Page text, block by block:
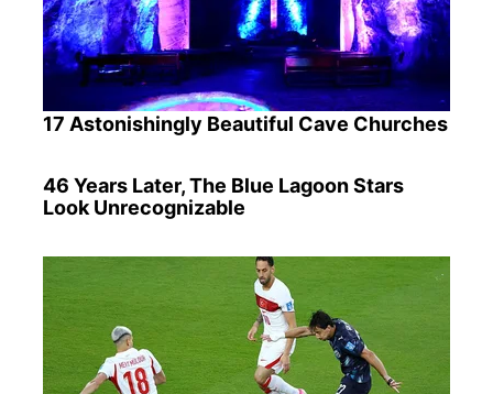
17 Astonishingly Beautiful Cave Churches
46 Years Later, The Blue Lagoon Stars
Look Unrecognizable